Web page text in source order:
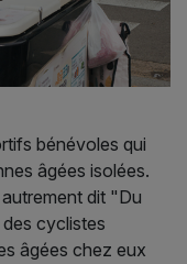
bénévoles qui
âgées isolées.
dit "Du
cyclistes
âgées chez eux